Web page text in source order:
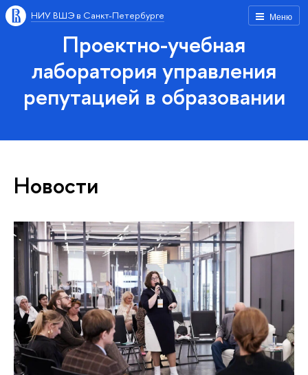
Меню
НИУ ВШЭ в Санкт-Петербурге
Проектно-учебная
лаборатория управления
репутацией в образовании
Новости